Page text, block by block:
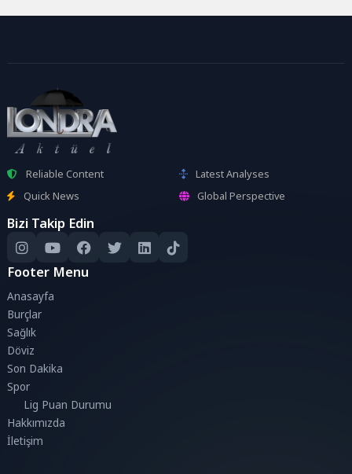
Reliable Content
Latest Analyses
Quick News
Global Perspective
Bizi Takip Edin
Footer Menu
Anasayfa
Burçlar
Sağlık
Döviz
Son Dakika
Spor
Lig Puan Durumu
Hakkımızda
İletişim